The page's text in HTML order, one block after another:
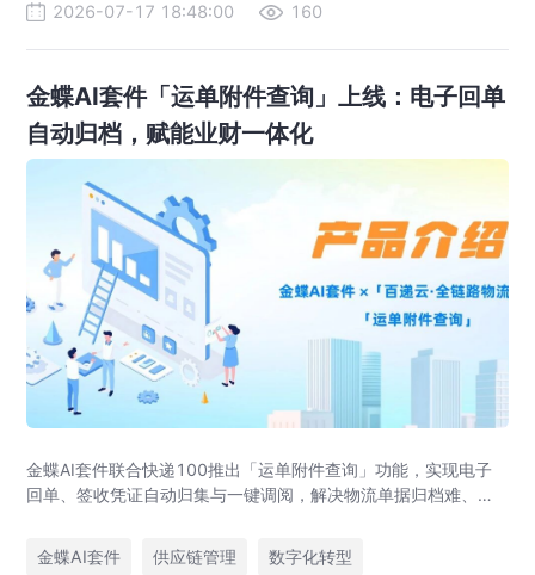
2026-07-17 18:48:00 160
金蝶AI套件「运单附件查询」上线：电子回单
自动归档，赋能业财一体化
金蝶AI套件联合快递100推出「运单附件查询」功能，实现电子
回单、签收凭证自动归集与一键调阅，解决物流单据归档难、审
合一。
金蝶AI套件 供应链管理 数字化转型